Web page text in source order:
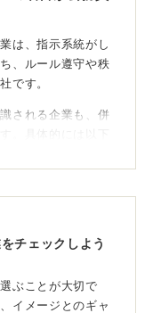
は、指示系統がし
、ルール遵守や秩
です。
される企業も、併
。具体的には以下
、公務員志望者と
チェックしよう
ぶことが大切で
イメージとのギャ